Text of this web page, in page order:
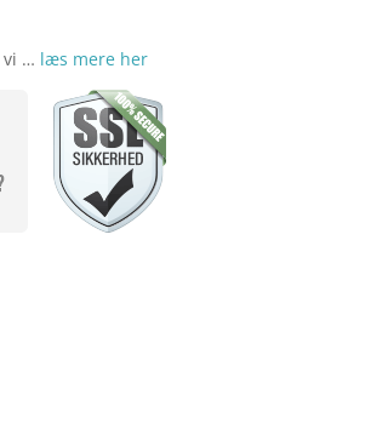
vi … læs mere her